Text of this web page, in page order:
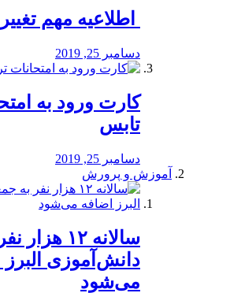
اطلاعیه مهم
دسامبر 25, 2019
کارت ورود به
تابس
دسامبر 25, 2019
آموزش و پرورش
️سالانه ۱۲
دانش‌آموزی البرز
می‌شود